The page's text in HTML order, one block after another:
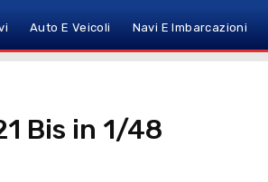
Auto E Veicoli Navi E Imbarcazioni
Bis in 1/48